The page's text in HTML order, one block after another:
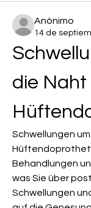
Anónimo
14 de
die Naht
Schwellungen
Behandlungen
was Sie über
Schwellungen